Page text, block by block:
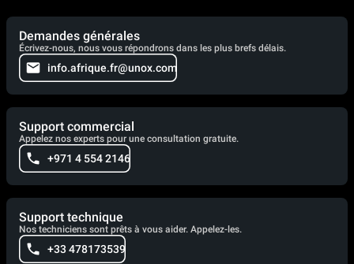
Demandes générales
Écrivez-nous, nous vous répondrons dans les plus brefs délais.
info.afrique.fr@unox.com
Support commercial
Appelez nos experts pour une consultation gratuite.
+971 4 554 2146
Support technique
Nos techniciens sont prêts à vous aider. Appelez-les.
+33 478173539